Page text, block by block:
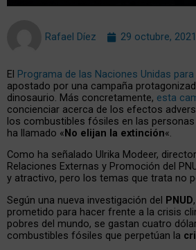
Rafael Díez 29 octubre, 2021
El Programa de las Naciones Unidas
apostado por una campaña
dinosaurio. Más concretamente, esta
concienciar acerca de los efectos
los combustibles fósiles en las
ha llamado «No elijan la extinción«.
Como ha señalado Ulrika Modeer,
Relaciones Externas y Promoción del
y atractivo, pero los temas que trata no
Según una nueva investigación del PNUD
prometido para hacer frente a la crisis
pobres del mundo, se gastan cuatro
combustibles fósiles que perpetúan la